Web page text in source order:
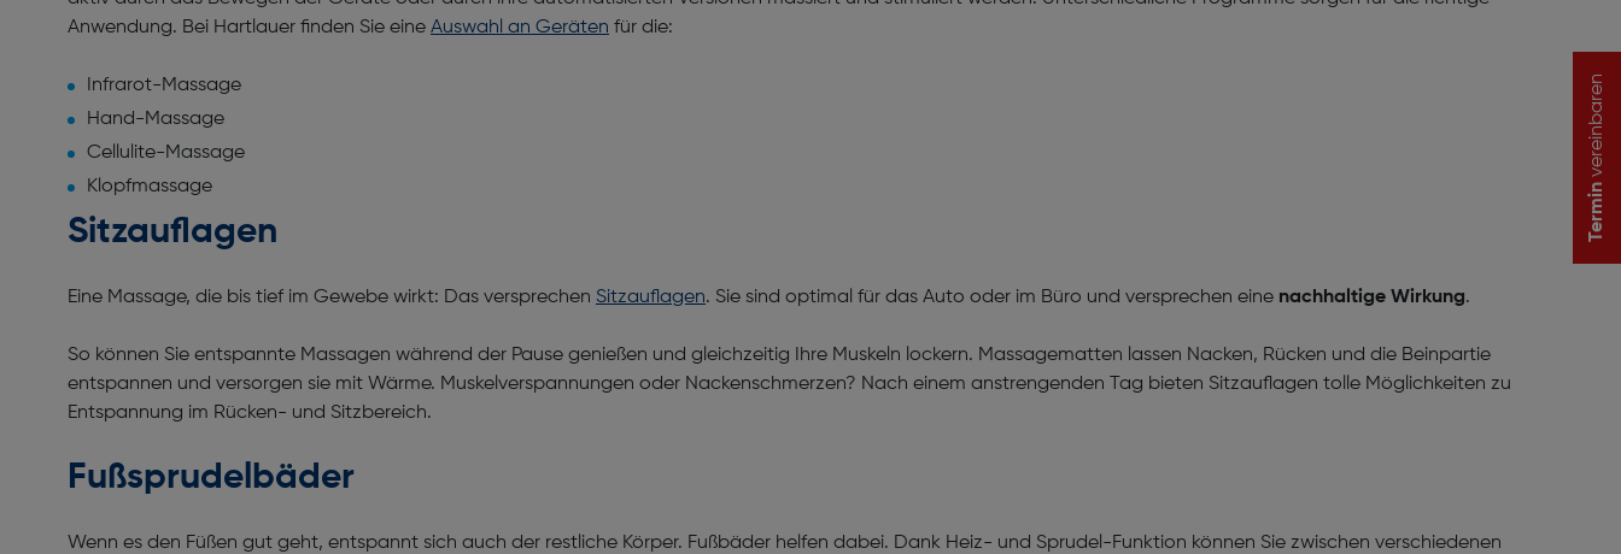
Anwendung. Bei Hartlauer finden Sie eine Auswahl an Geräten für die:
Infrarot-Massage
Hand-Massage
Cellulite-Massage
Klopfmassage
Sitzauflagen
Eine Massage, die bis tief im Gewebe wirkt: Das versprechen Sitzauflagen. Sie sind optimal für das Auto oder im Büro und versprechen eine nachhaltige Wirkung.
So können Sie entspannte Massagen während der Pause genießen und gleichzeitig Ihre Muskeln lockern. Massagematten lassen Nacken, Rücken und die Beinpartie
entspannen und versorgen sie mit Wärme. Muskelverspannungen oder Nackenschmerzen? Nach einem anstrengenden Tag bieten Sitzauflagen tolle Möglichkeiten zu
Entspannung im Rücken- und Sitzbereich.
Fußsprudelbäder
Wenn es den Füßen gut geht, entspannt sich auch der restliche Körper. Fußbäder helfen dabei. Dank Heiz- und Sprudel-Funktion können Sie zwischen verschiedenen
Termin
vereinbaren